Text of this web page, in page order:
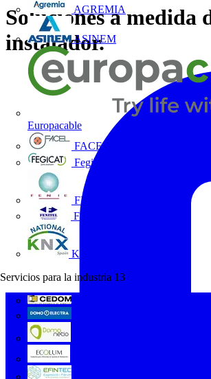
AGREMIA
ASINEM
Europacable
FACEL
Fegicat
FENIE
FENITEL
KNX España
Servicios para la industria 13
Soluciones a medida
instalador.